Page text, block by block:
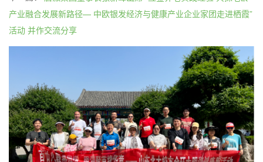
产业融合发展新路径— 中欧银发经济与健康产业企业家团走进栖霞”
活动 并作交流分享